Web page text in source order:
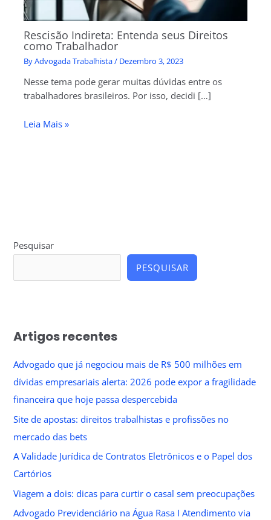
Rescisão Indireta: Entenda seus Direitos
como Trabalhador
ByAdvogada Trabalhista/ Dezembro 3, 2023
Nesse tema pode gerar muitas dúvidas entre os
trabalhadores brasileiros. Por isso, decidi […]
Leia Mais »
Pesquisar
PESQUISAR
Artigos recentes
Advogado que já negociou mais de R$ 500 milhões em
dívidas empresariais alerta: 2026 pode expor a fragilidade
financeira que hoje passa despercebida
Site de apostas: direitos trabalhistas e profissões no
mercado das bets
A Validade Jurídica de Contratos Eletrônicos e o Papel dos
Cartórios
Viagem a dois: dicas para curtir o casal sem preocupações
Advogado Previdenciário na Água Rasa I Atendimento via